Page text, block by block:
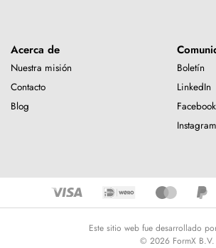
Acerca de
Nuestra misión
Contacto
Blog
Boletín
LinkedIn
Facebook
Instagram
Este sitio web fue desarrollado
© 2026 FormX B.V.